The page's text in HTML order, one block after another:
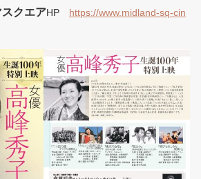
クエアHP https://www.midland-sq-cin